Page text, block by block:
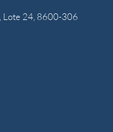
Lote 24, 8600-306